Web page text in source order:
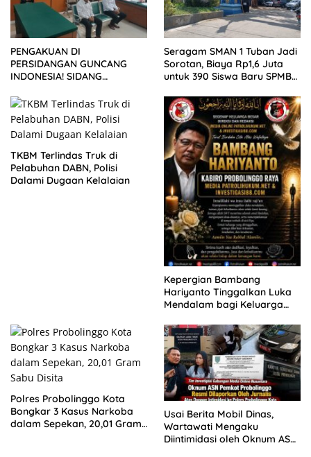
PENGAKUAN DI
PERSIDANGAN GUNCANG
INDONESIA! SIDANG
KELUARGA KORBAN
MENGAMUK DI PN MALANG
Seragam SMAN 1 Tuban Jadi
Sorotan, Biaya Rp1,6 Juta
untuk 390 Siswa Baru SPMB
TKBM Terlindas Truk di
Pelabuhan DABN, Polisi
Dalami Dugaan Kelalaian
Kepergian Bambang
Hariyanto Tinggalkan Luka
Mendalam bagi Keluarga
Polres Probolinggo Kota
Bongkar 3 Kasus Narkoba
dalam Sepekan, 20,01 Gram
Usai Berita Mobil Dinas,
Wartawati Mengaku
Diintimidasi oleh Oknum ASN